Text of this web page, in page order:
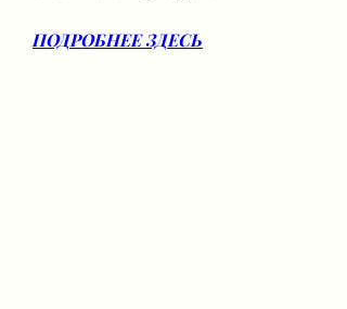
ПОДРОБНЕЕ ЗДЕСЬ